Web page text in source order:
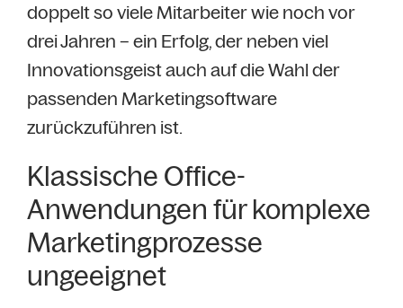
doppelt so viele Mitarbeiter wie noch vor
drei Jahren – ein Erfolg, der neben viel
Innovationsgeist auch auf die Wahl der
passenden Marketingsoftware
zurückzuführen ist.
Klassische Office-
Anwendungen für komplexe
Marketingprozesse
ungeeignet